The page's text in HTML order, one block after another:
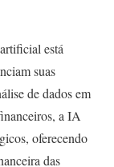
está
suas
de dados em
a IA
oferecendo
das